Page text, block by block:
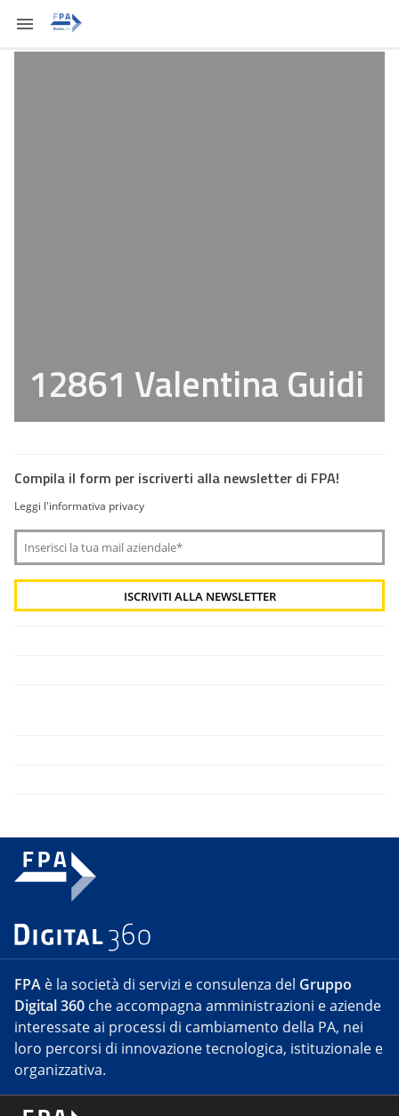
12861 Valentina Guidi
Compila il form per iscriverti alla newsletter di FPA!
Leggi l'informativa privacy
FPA è la società di servizi e consulenza del Gruppo
Digital 360 che accompagna amministrazioni e aziende
interessate ai processi di cambiamento della PA, nei
loro percorsi di innovazione tecnologica, istituzionale e
organizzativa.